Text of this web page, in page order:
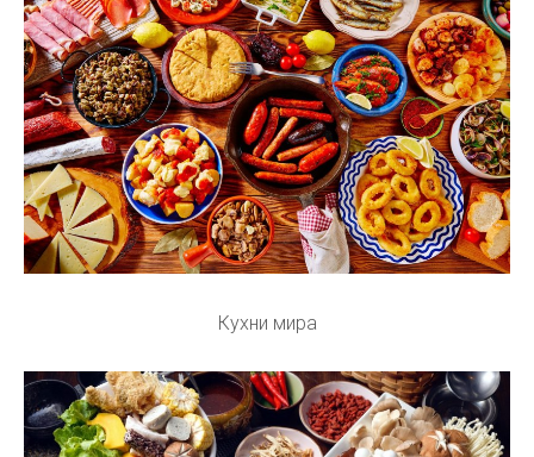
Кухни мира